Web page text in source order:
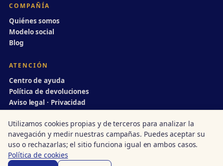
COMPAÑÍA
Quiénes somos
Modelo social
Blog
ATENCIÓN
Centro de ayuda
Política de devoluciones
Aviso legal · Privacidad
© 1998–2026 Divulgación Dinámica · Centro autorizado nº 14/00231
Utilizamos cookies propias y de terceros para analizar la
navegación y medir nuestras campañas. Puedes aceptar su
uso o rechazarlas; el sitio funciona igual en ambos casos.
Política de cookies